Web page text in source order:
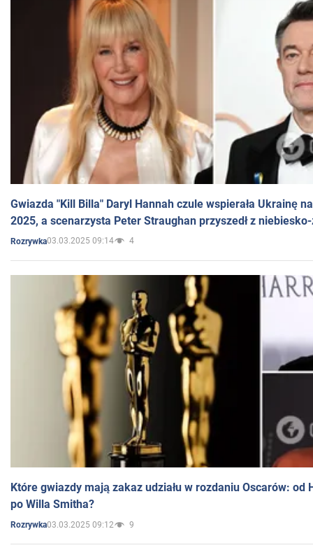
Gwiazda "Kill Billa" Daryl Hannah czule wspierała Ukrainę
2025, a scenarzysta Peter Straughan przyszedł z
Rozrywka03.03.2025 09:14 4
Które gwiazdy mają zakaz udziału w rozdaniu Oscarów: od
po Willa Smitha?
Rozrywka03.03.2025 09:12 9